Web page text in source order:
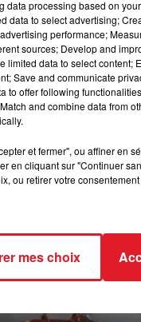
10h00 - 12h00
RDL WEEKEND
qui a aperçu de la
le feu s’est
sinistre.
après la mort
data processing based on
data to select advertising;
performance;
sources; Develop and
limited data to select content;
Save and communicate
to offer following
and combine data from
et fermer", ou affiner en
en cliquant sur "Continuer
ou retirer votre
mes choix